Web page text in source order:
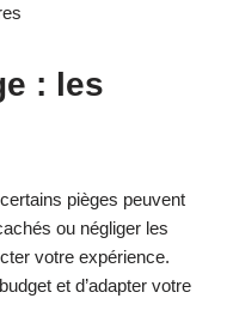
: les
pièges peuvent
ou négliger les
votre expérience.
et d’adapter votre